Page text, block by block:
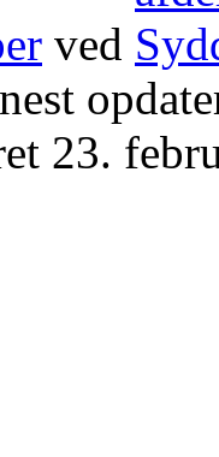
ved
23.